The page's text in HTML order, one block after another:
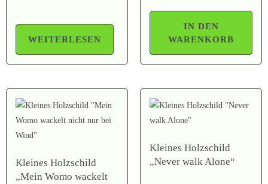
WEITERLESEN
IN DEN
WARENKORB
Kleines Holzschild
„Mein Womo wackelt
Kleines Holzschild
„Never walk Alone“